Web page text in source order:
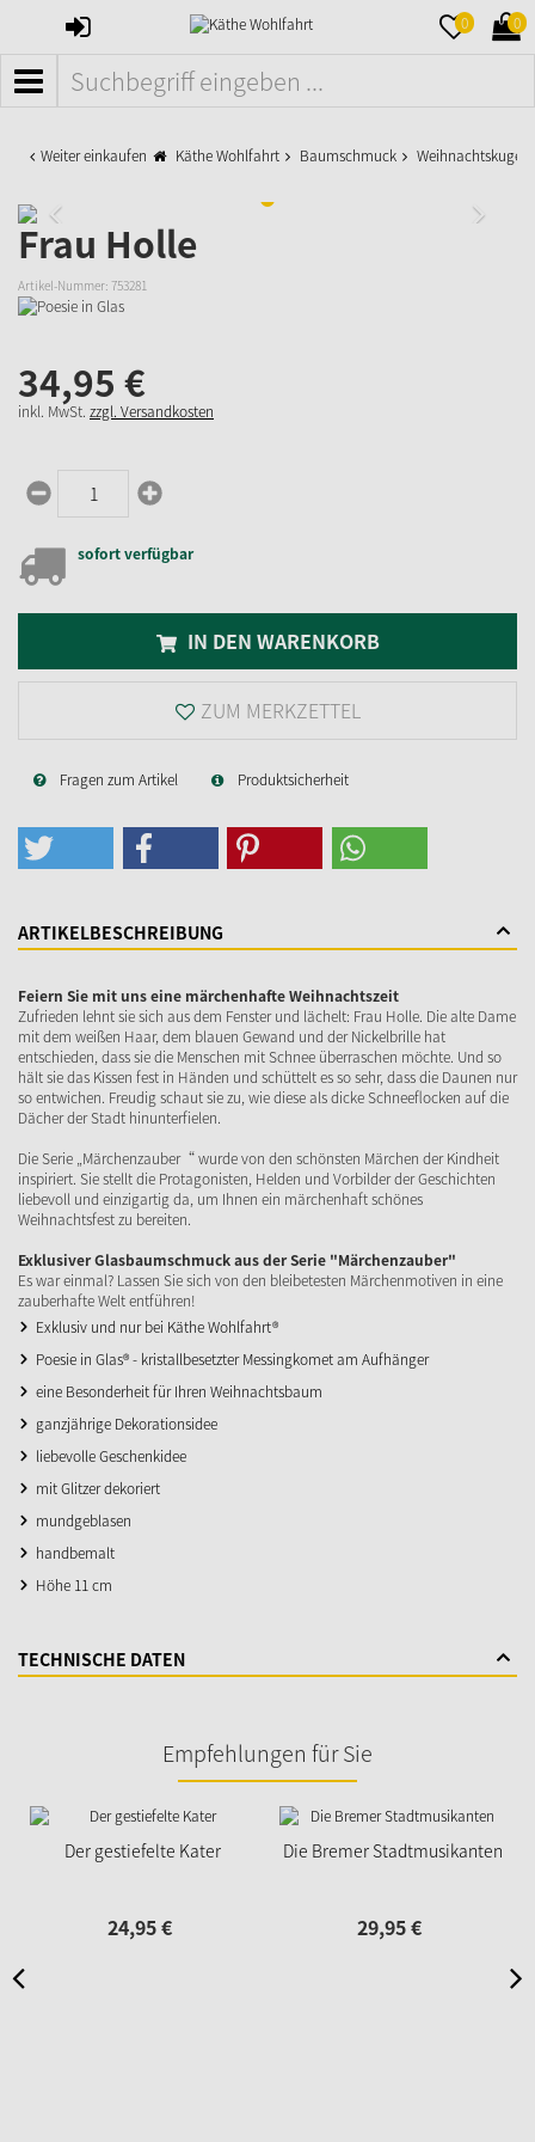
ANMELDEN 0 0
MENÜ
Weiter einkaufen Käthe Wohlfahrt Baumschmuck
Frau Holle
Artikel-Nummer: 753281
34,95 €
inkl. MwSt. zzgl. Versandkosten
sofort verfügbar
IN DEN WARENKORB
ZUM MERKZETTEL
Fragen zum Artikel Produktsicherheit
ARTIKELBESCHREIBUNG
Feiern Sie mit uns eine märchenhafte Weihnachtszeit
Zufrieden lehnt sie sich aus dem Fenster und lächelt: Frau Holle. Die alte Dame
mit dem weißen Haar, dem blauen Gewand und der Nickelbrille hat
entschieden, dass sie die Menschen mit Schnee überraschen möchte. Und so
hält sie das Kissen fest in Händen und schüttelt es so sehr, dass die Daunen nur
so entwichen. Freudig schaut sie zu, wie diese als dicke Schneeflocken auf die
Dächer der Stadt hinunterfielen.
Die Serie „Märchenzauber“ wurde von den schönsten Märchen der Kindheit
inspiriert. Sie stellt die Protagonisten, Helden und Vorbilder der Geschichten
liebevoll und einzigartig da, um Ihnen ein märchenhaft schönes
Weihnachtsfest zu bereiten.
Exklusiver Glasbaumschmuck aus der Serie "Märchenzauber"
Es war einmal? Lassen Sie sich von den bleibetesten Märchenmotiven in eine
zauberhafte Welt entführen!
Exklusiv und nur bei Käthe Wohlfahrt®
Poesie in Glas® - kristallbesetzter Messingkomet am Aufhänger
eine Besonderheit für Ihren Weihnachtsbaum
ganzjährige Dekorationsidee
liebevolle Geschenkidee
mit Glitzer dekoriert
mundgeblasen
handbemalt
Höhe 11 cm
TECHNISCHE DATEN
Empfehlungen für Sie
Der gestiefelte Kater
24,95€
Die Bremer Stadtmusikanten
29,95€